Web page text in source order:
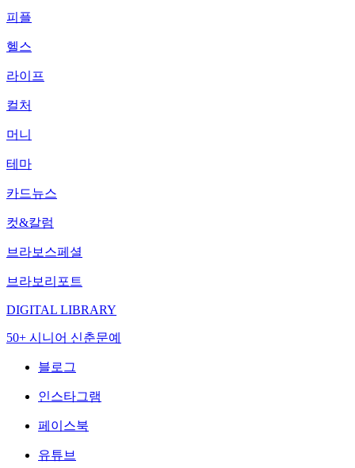
피플
헬스
라이프
컬처
머니
테마
카드뉴스
컷&칼럼
브라보스페셜
브라보리포트
DIGITAL LIBRARY
50+ 시니어 신춘문예
블로그
인스타그램
페이스북
유튜브